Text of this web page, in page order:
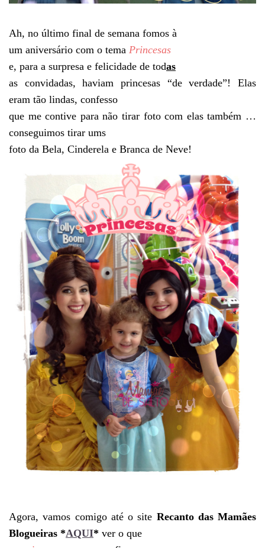
Ah, no último final de semana fomos à
um aniversário com o tema Princesas
e, para a surpresa e felicidade de todas
as convidadas, haviam princesas “de verdade”! Elas
eram tão lindas, confesso
que me contive para não tirar foto com elas também …
conseguimos tirar ums
foto da Bela, Cinderela e Branca de Neve!
Agora, vamos comigo até o site Recanto das Mamães
Blogueiras *AQUI* ver o que